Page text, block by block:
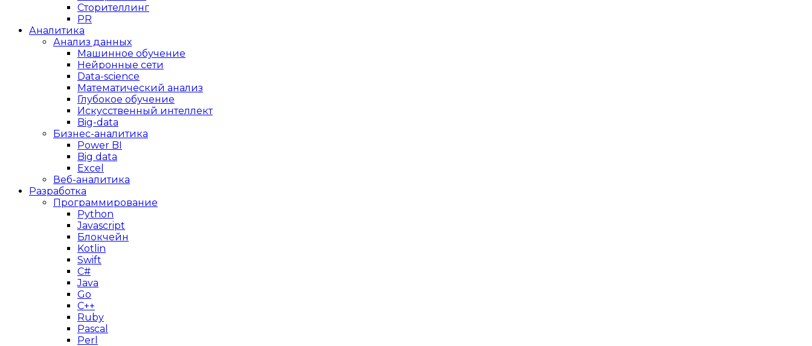
Сторителлинг
PR
Аналитика
Анализ данных
Машинное обучение
Нейронные сети
Data-science
Математический анализ
Глубокое обучение
Искусственный интеллект
Big-data
Бизнес-аналитика
Power BI
Big data
Excel
Веб-аналитика
Разработка
Программирование
Python
Javascript
Блокчейн
Kotlin
Swift
C#
Java
Go
C++
Ruby
Pascal
Perl